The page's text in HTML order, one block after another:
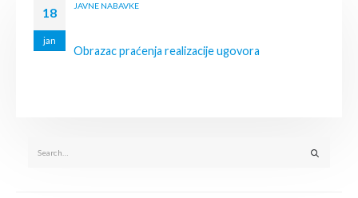
18
jan
JAVNE NABAVKE
Obrazac praćenja realizacije ugovora